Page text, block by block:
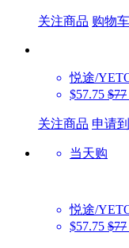
关注商品 购物车
悦途/
$57.75 $77
关注商品 申请
当天购
悦途/
$57.75 $77